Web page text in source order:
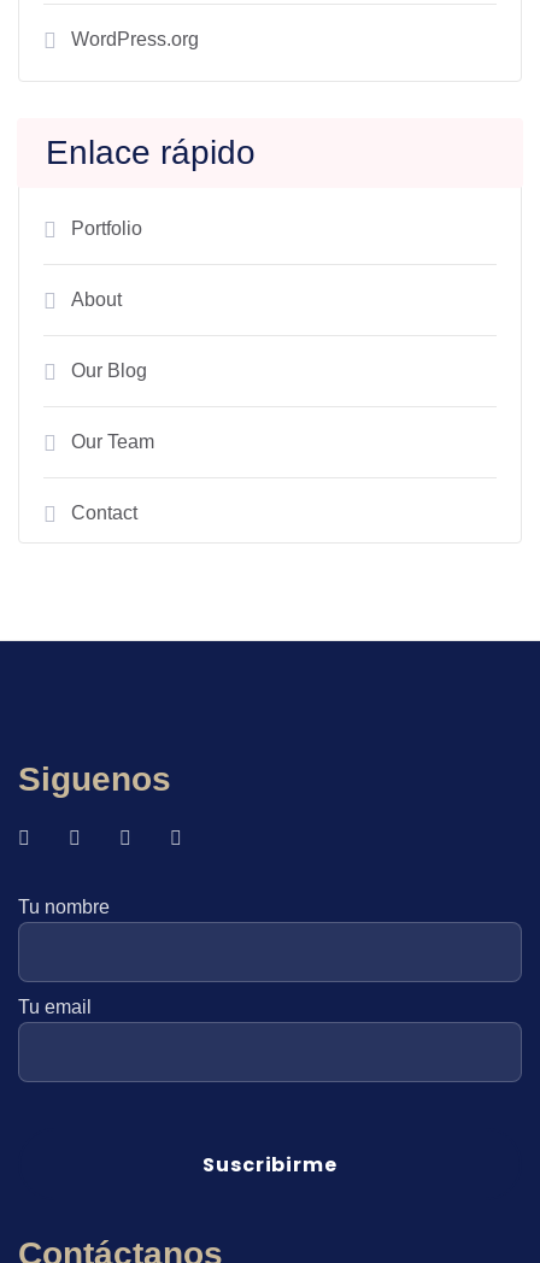
WordPress.org
Enlace rápido
Portfolio
About
Our Blog
Our Team
Contact
Siguenos
Tu nombre
Tu email
Contáctanos